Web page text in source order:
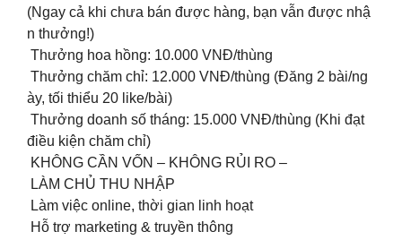
(Ngay cả khi chưa bán được hàng, bạn vẫn được nhậ
n thưởng!)
Thưởng hoa hồng: 10.000 VNĐ/thùng
Thưởng chăm chỉ: 12.000 VNĐ/thùng (Đăng 2 bài/ng
ày, tối thiểu 20 like/bài)
Thưởng doanh số tháng: 15.000 VNĐ/thùng (Khi đạt
điều kiện chăm chỉ)
KHÔNG CẦN VỐN – KHÔNG RỦI RO –
LÀM CHỦ THU NHẬP
Làm việc online, thời gian linh hoạt
Hỗ trợ marketing & truyền thông